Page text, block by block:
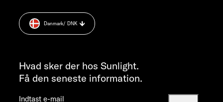
MANDAG-TORSDAG 07:30 - 12:00 OG 13:00 - 16:00 / FREDAG ​​
07:30 - 12:00
info@sunlight.de
Cookie Consent
Vægt information
Hvad sker der hos Sunlight.
Få den seneste information.
Indtast e-mail
Danmark/ DNK